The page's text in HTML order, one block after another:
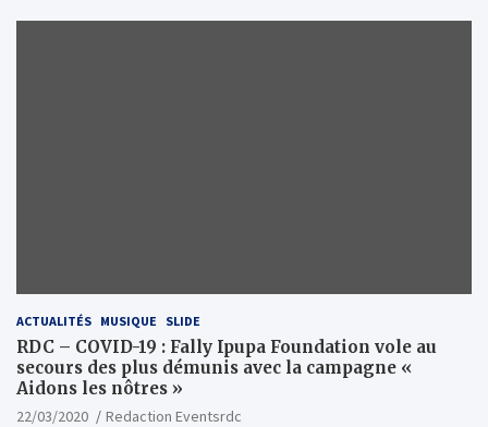
ACTUALITÉS MUSIQUE SLIDE
RDC – COVID-19 : Fally Ipupa Foundation vole au
secours des plus démunis avec la campagne «
Aidons les nôtres »
22/03/2020
Redaction Eventsrdc